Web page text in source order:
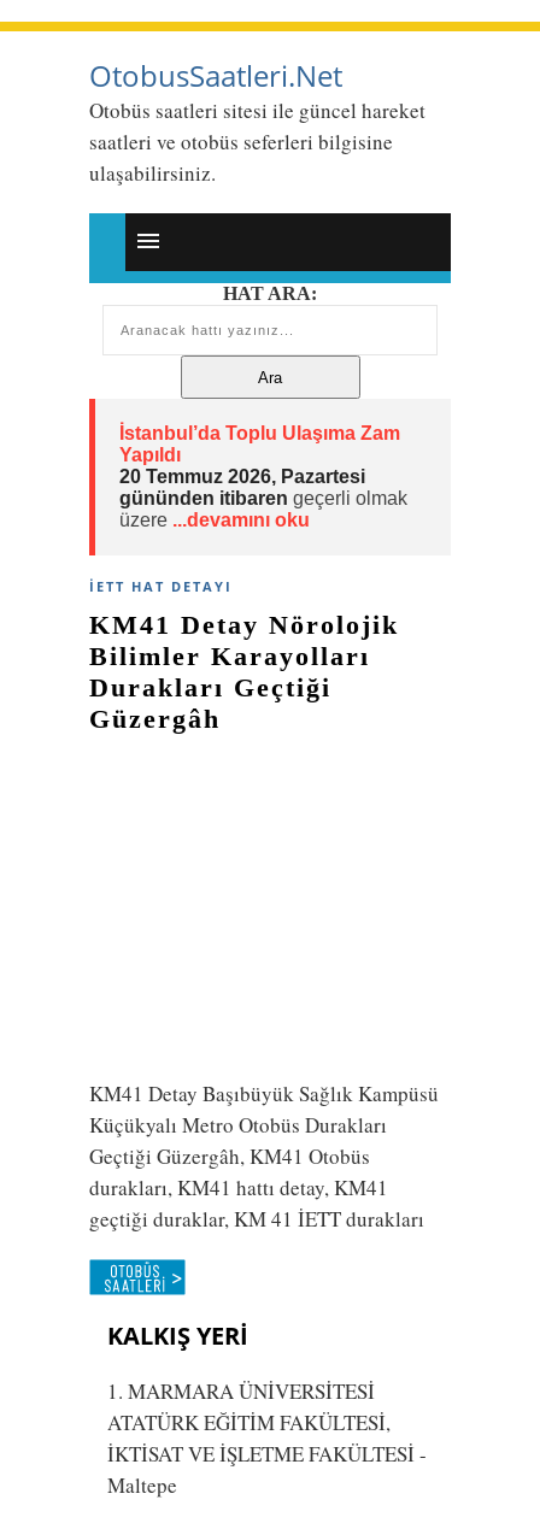
OtobusSaatleri.Net
Otobüs saatleri sitesi ile güncel hareket
saatleri ve otobüs seferleri bilgisine
ulaşabilirsiniz.
HAT ARA:
İstanbul’da Toplu Ulaşıma Zam
Yapıldı
20 Temmuz 2026, Pazartesi
gününden itibaren geçerli olmak
üzere ...devamını oku
İETT HAT DETAYI
KM41 Detay Nörolojik
Bilimler Karayolları
Durakları Geçtiği
Güzergâh
KM41 Detay Başıbüyük Sağlık Kampüsü
Küçükyalı Metro Otobüs Durakları
Geçtiği Güzergâh, KM41 Otobüs
durakları, KM41 hattı detay, KM41
geçtiği duraklar, KM 41 İETT durakları
KALKIŞ YERİ
1. MARMARA ÜNİVERSİTESİ
ATATÜRK EĞİTİM FAKÜLTESİ,
İKTİSAT VE İŞLETME FAKÜLTESİ-
Maltepe